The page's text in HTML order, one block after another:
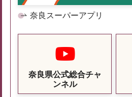
奈良スーパーアプリ
奈良県公式総合チャ
ンネル